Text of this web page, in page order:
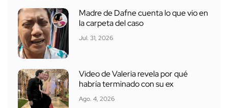
Madre de Dafne cuenta lo que vio en
la carpeta del caso
Jul. 31, 2026
Video de Valeria revela por qué
habría terminado con su ex
Ago. 4, 2026